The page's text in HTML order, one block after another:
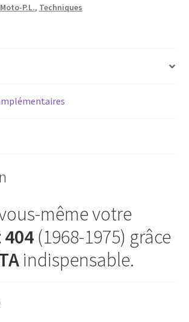
P.L., Techniques
même votre
(1968-1975) grâce
indispensable.